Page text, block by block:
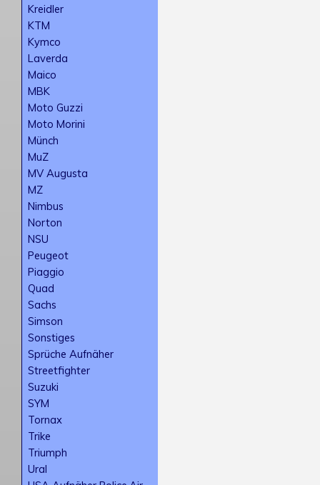
Kreidler
KTM
Kymco
Laverda
Maico
MBK
Moto Guzzi
Moto Morini
Münch
MuZ
MV Augusta
MZ
Nimbus
Norton
NSU
Peugeot
Piaggio
Quad
Sachs
Simson
Sonstiges
Sprüche Aufnäher
Streetfighter
Suzuki
SYM
Tornax
Trike
Triumph
Ural